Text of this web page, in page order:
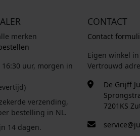
merken
16:30 uur, morgen in
verzending,
bestelling in NL.
14 dagen.
CONTACT
Contact
Eigen winkel in
Vertrouwd
De Grijff
7201KS